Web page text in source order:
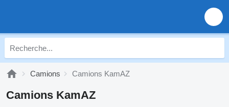
Camions Camions KamAZ
Camions KamAZ